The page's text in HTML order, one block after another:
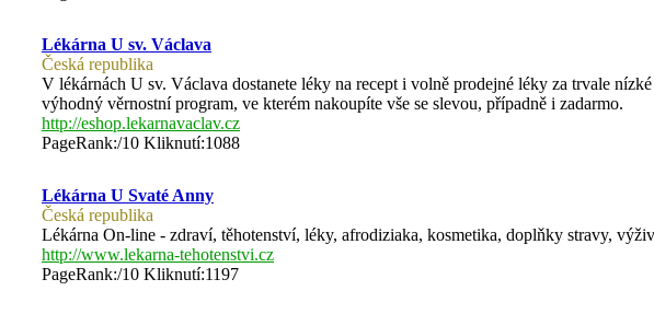
Lékárna U sv. Václava
Česká republika
V lékárnách U sv. Václava dostanete léky na recept i volně prodejné léky za trvale
výhodný věrnostní program, ve kterém nakoupíte vše se slevou, případně i zadarmo.
http://eshop.lekarnavaclav.cz
PageRank:/10 Kliknutí:1088
Lékárna U Svaté Anny
Česká republika
Lékárna On-line - zdraví, těhotenství, léky, afrodiziaka, kosmetika, doplňky stravy,
http://www.lekarna-tehotenstvi.cz
PageRank:/10 Kliknutí:1197